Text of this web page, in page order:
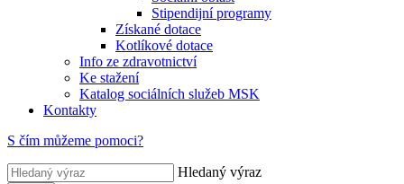
Stipendijní programy
Získané dotace
Kotlíkové dotace
Info ze zdravotnictví
Ke stažení
Katalog sociálních služeb MSK
Kontakty
S čím můžeme pomoci?
Hledaný výraz